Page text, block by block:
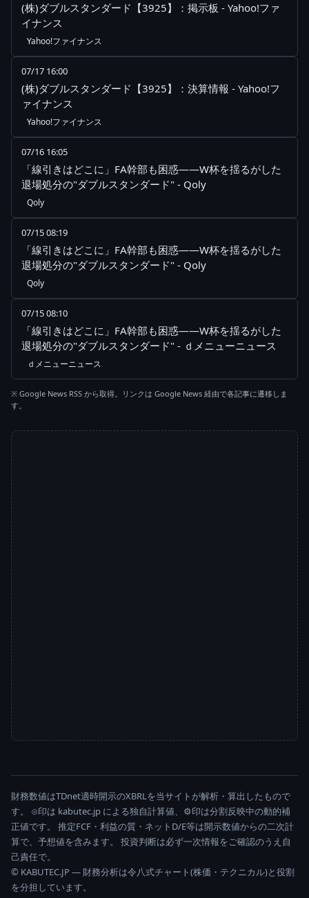
(株)ダブルスタンダード【3925】：掲示板 - Yahoo!ファ
イナンス
Yahoo!ファイナンス
07/17 16:00
(株)ダブルスタンダード【3925】：決算情報 - Yahoo!フ
ァイナンス
Yahoo!ファイナンス
07/16 16:05
「線引きはどこに」FA幹部も困惑——W杯を揺るがした
退場処分の"ダブルスタンダード" - Qoly
Qoly
07/15 08:19
「線引きはどこに」FA幹部も困惑——W杯を揺るがした
退場処分の"ダブルスタンダード" - Qoly
Qoly
07/15 08:10
「線引きはどこに」FA幹部も困惑——W杯を揺るがした
退場処分の"ダブルスタンダード" - ｄメニューニュース
ｄメニューニュース
※ Google News RSS から取得。リンクは Google News 経由で各記事に遷移しま
す。
財務数値はTDnet適時開示のXBRLを当サイトが解析・算出したもので
す。 ⊙印は kabutec.jp による独自計算値、⚙印は分割反映中の動的補
正値です。 推定FCF・利益の質・ネットD/E等は開示数値からの二次計
算で、予想値を含みます。 投資判断は必ず一次情報をご確認のうえ自
己責任で。
© KABUTEC.JP — 財務分析は令八式チャート(株価・テクニカル)と役割
を分担しています。